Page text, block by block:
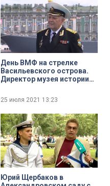
Григорьевым
День ВМФ на стрелке
Васильевского острова.
Директор музея истории
Андрей Харьков
25 июля 2021 13:23
Юрий Щербаков в